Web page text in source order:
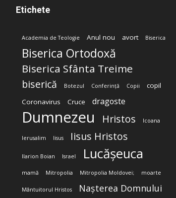
Etichete
Academia de Teologie Anul nou avort Biserica
Biserica Ortodoxă
Biserica Sfânta Treime
biserică Botezul Conferință Copii
copil
Coronavirus
Cruce dragoste
Dumnezeu Hristos Icoana
Ierusalim Iisus Iisus Hristos
Ilarion Boian Israel Lucășeuca
mamă Mitropolia Mitropolia Moldovei; moarte
Mântuitorul Hristos Nașterea Domnului